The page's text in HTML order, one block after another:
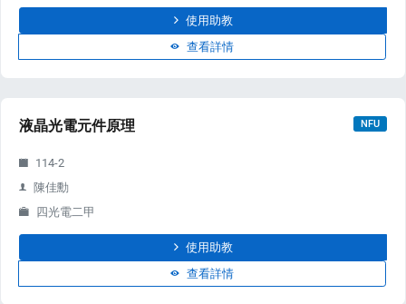
使用助教
查看詳情
液晶光電元件原理 NFU
114-2
陳佳勳
四光電二甲
使用助教
查看詳情